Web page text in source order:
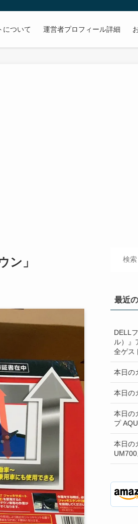
について 運営者プロフィール詳細
ン」
最近
DELL
ル）
全ゲス
本日の
本日の
本日の
プ
本日の
UM700